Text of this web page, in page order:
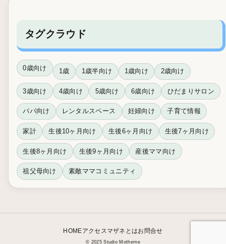
タグクラウド
0歳向け 1歳 1歳半向け 1歳向け 2歳向け
3歳向け 4歳向け 5歳向け 6歳向け ひだまりサロン
パパ向け レンタルスペース 妊婦向け 子育て情報
家計 生後10ヶ月向け 生後6ヶ月向け 生後7ヶ月向け
生後8ヶ月向け 生後9ヶ月向け 産後ママ向け
祖父母向け 素敵ママコミュニティ
HOMEアクセス マザネとはお問合せ
© 2025 Studio Motherne